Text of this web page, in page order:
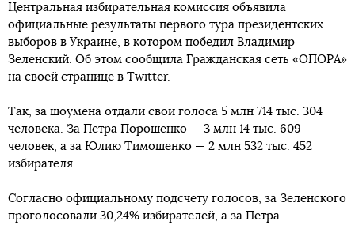
Центральная избирательная комиссия объявила
официальные результаты первого тура президентских
выборов в Украине, в котором победил Владимир
Зеленский. Об этом сообщила Гражданская сеть «ОПОРА»
на своей странице в Twitter.
Так, за шоумена отдали свои голоса 5 млн 714 тыс. 304
человека. За Петра Порошенко — 3 млн 14 тыс. 609
человек, а за Юлию Тимошенко — 2 млн 532 тыс. 452
избирателя.
Согласно официальному подсчету голосов, за Зеленского
проголосовали 30,24% избирателей, а за Петра